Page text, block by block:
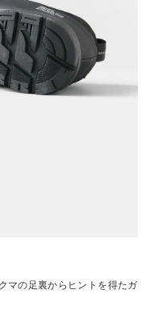
マの足裏からヒントを得たガ